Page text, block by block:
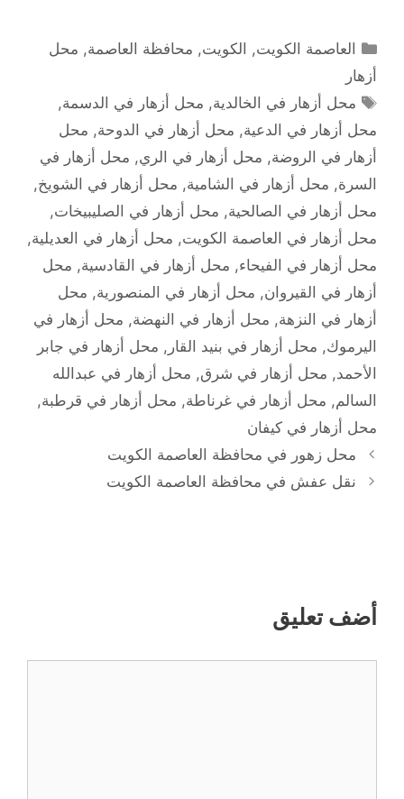
التصنيفات
العاصمة الكويت, الكويت, محافظة العاصمة, محل
أزهار
الوسوم
محل أزهار في الخالدية, محل أزهار في الدسمة,
محل أزهار في الدعية, محل أزهار في الدوحة, محل
أزهار في الروضة, محل أزهار في الري, محل أزهار في
السرة, محل أزهار في الشامية, محل أزهار في الشويخ,
محل أزهار في الصالحية, محل أزهار في الصليبيخات,
محل أزهار في العاصمة الكويت, محل أزهار في العديلية,
محل أزهار في الفيحاء, محل أزهار في القادسية, محل
أزهار في القيروان, محل أزهار في المنصورية, محل
أزهار في النزهة, محل أزهار في النهضة, محل أزهار في
اليرموك, محل أزهار في بنيد القار , محل أزهار في جابر
الأحمد, محل أزهار في شرق, محل أزهار في عبدالله
السالم, محل أزهار في غرناطة, محل أزهار في قرطبة,
محل أزهار في كيفان
محل زهور في محافظة العاصمة الكويت
نقل عفش في محافظة العاصمة الكويت
أضف تعليق